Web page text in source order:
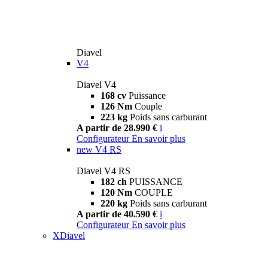
Diavel
V4
Diavel V4
168 cv Puissance
126 Nm Couple
223 kg Poids sans carburant
A partir de 28.990 € i
Configurateur En savoir plus
new V4 RS
Diavel V4 RS
182 ch PUISSANCE
120 Nm COUPLE
220 kg Poids sans carburant
A partir de 40.590 € i
Configurateur En savoir plus
XDiavel